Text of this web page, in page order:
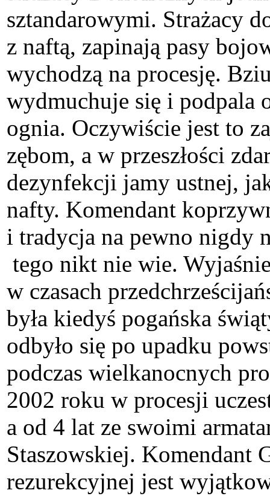
sztandarowymi. Strażacy
z naftą, zapinają pasy
wychodzą na procesję.
wydmuchuje się i podpala
ognia. Oczywiście jest to
zębom, a w przeszłości
dezynfekcji jamy ustnej,
nafty. Komendant
i tradycja na pewno nigdy
tego nikt nie wie.
w czasach
była kiedyś pogańska
odbyło się po upadku
podczas wielkanocnych
2002 roku w procesji
a od 4 lat ze swoimi
Staszowskiej. Komendant
rezurekcyjnej jest